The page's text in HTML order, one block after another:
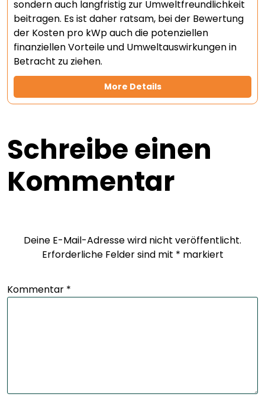
sondern auch langfristig zur Umweltfreundlichkeit
beitragen. Es ist daher ratsam, bei der Bewertung
der Kosten pro kWp auch die potenziellen
finanziellen Vorteile und Umweltauswirkungen in
Betracht zu ziehen.
More Details
Schreibe einen
Kommentar
Deine E-Mail-Adresse wird nicht veröffentlicht.
Erforderliche Felder sind mit * markiert
Kommentar *